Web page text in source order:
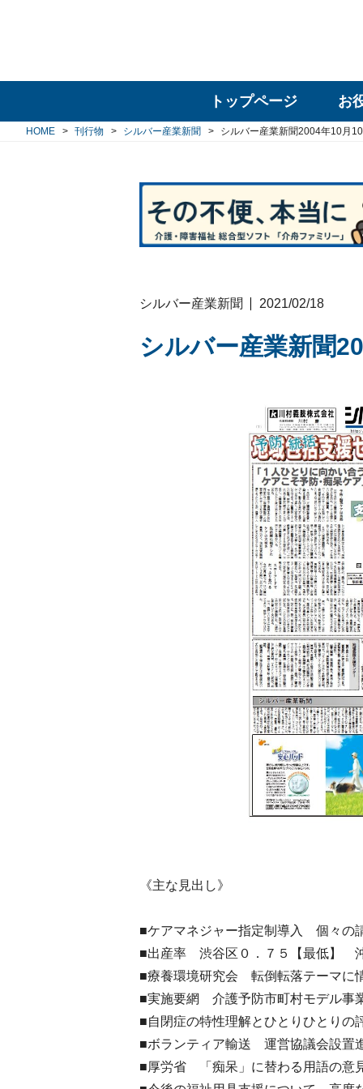
トップページ お
HOME 刊行物 シルバー産業新聞 シルバー産業新聞2004年10月
シルバー産業新聞 2021/02/18
シルバー産業新聞
《主な見出し》
■ケアマネジャー指定制導入 個々の
■出産率 渋谷区０．７５【最低】 沖
■療養環境研究会 転倒転落テーマに
■実施要網 介護予防市町村モデル事
■自閉症の特性理解とひとりひとりの
■ボランティア輸送 運営協議会設置
■厚労省 「痴呆」に替わる用語の意